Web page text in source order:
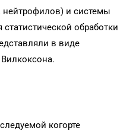
нейтрофилов) и системы
обработки
в виде
когорте